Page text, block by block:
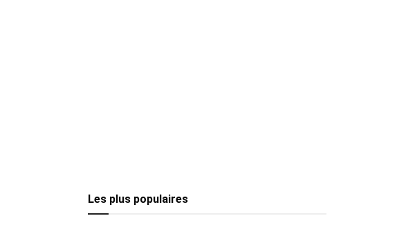
Les plus populaires